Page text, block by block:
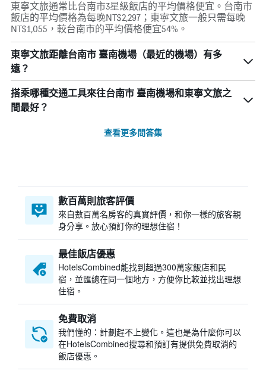
東寧文旅通常比台南市3星級飯店的平均價格便宜。台南市
飯店的平均價格為每晚NT$2,297；東寧文旅一般只需每晚
NT$1,055，較台南市的平均價格便宜54%。
東寧文旅距離台南市 臺南機場（最近的機場）有多
遠？
搭乘哪種交通工具來往台南市 臺南機場和東寧文旅之
間最好？
查看更多問答集
數百萬則旅客評價
來自數百萬名房客的真實評價，和你一樣的旅客親
身分享。放心預訂你的理想住宿！
最佳飯店優惠
HotelsCombined​能找到超過300萬家飯店和民
宿，並匯總在同一個地方，方便你比較並找出理想
住宿。
免費取消
我們懂的：計劃趕不上變化。這也是為什麼你可以
在HotelsCombined搜尋和預訂有提供免費取消的
飯店優惠。